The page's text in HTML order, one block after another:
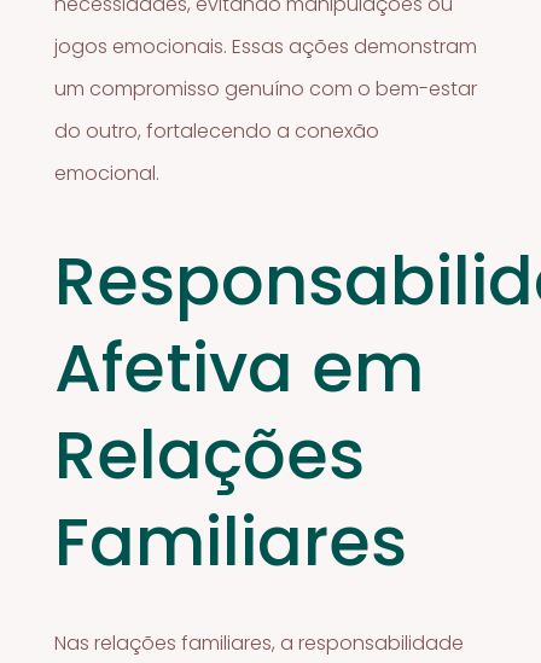
jogos emocionais. Essas ações demonstram
um compromisso genuíno com o bem-estar
do outro, fortalecendo a conexão
emocional.
Afetiva em
Relações
Familiares
Nas relações familiares, a responsabilidade